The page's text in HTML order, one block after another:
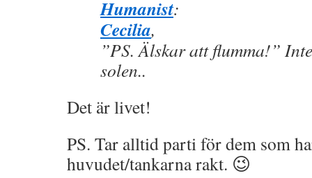
Humanist:
Cecilia,
”PS. Älskar att flumma!”
solen..
Det är livet!
PS. Tar alltid parti för dem som
huvudet/tankarna rakt. 😉